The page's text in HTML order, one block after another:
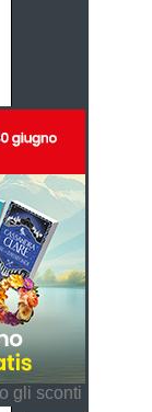
gli sconti